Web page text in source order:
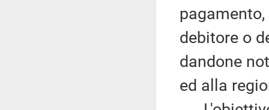
debitore o
dandone
ed alla